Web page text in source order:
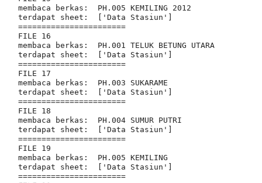
membaca berkas:  PH.005 KEMILING 2012
terdapat sheet:  ['Data Stasiun']
=======================
FILE 16
membaca berkas:  PH.001 TELUK BETUNG UTARA
terdapat sheet:  ['Data Stasiun']
=======================
FILE 17
membaca berkas:  PH.003 SUKARAME
terdapat sheet:  ['Data Stasiun']
=======================
FILE 18
membaca berkas:  PH.004 SUMUR PUTRI
terdapat sheet:  ['Data Stasiun']
=======================
FILE 19
membaca berkas:  PH.005 KEMILING
terdapat sheet:  ['Data Stasiun']
=======================